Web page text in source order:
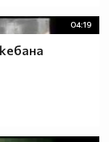
04:19